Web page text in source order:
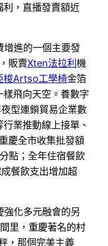
利，直播發賣額近
增進的一個主要發
販賣Xten法拉利機
梭Artso工學椅金箔
飛向天空。養數字
型連鎖貿易企業數
業推動線上接單、
慶全市收集批發額
點；全年住宿餐飲
餐飲支出增加超
強化多元融會的另
里，重慶著名的村
，那個完美主義